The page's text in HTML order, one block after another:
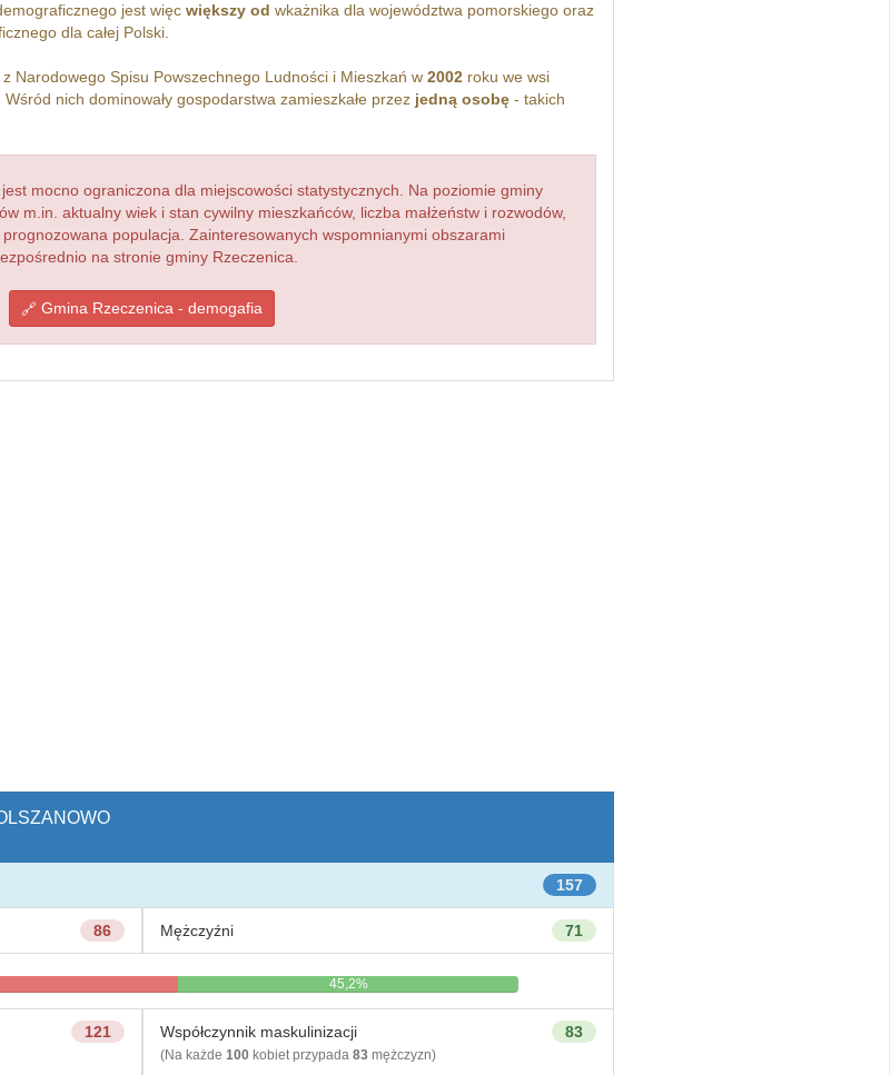
jest więc większy od wkażnika dla województwa pomorskiego oraz
dla całej Polski.
Narodowego Spisu Powszechnego Ludności i Mieszkań w 2002roku we wsi
nich dominowały gospodarstwa zamieszkałe przez jedną osobę- takich
mocno ograniczona dla miejscowości statystycznych. Na poziomie gminy
m.in. aktualny wiek i stan cywilny mieszkańców, liczba małżeństw i rozwodów,
populacja. Zainteresowanych wspomnianymi obszarami
na stronie gminy Rzeczenica.
Gmina Rzeczenica - demogafia
157
86 71
Mężczyźni
45,2%
121 83
Współczynnik maskulinizacji
(Na każde 100kobiet przypada 83mężczyzn)